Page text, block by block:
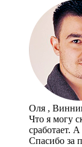
Оля ,
Что я могу
сработает.
Спасибо за